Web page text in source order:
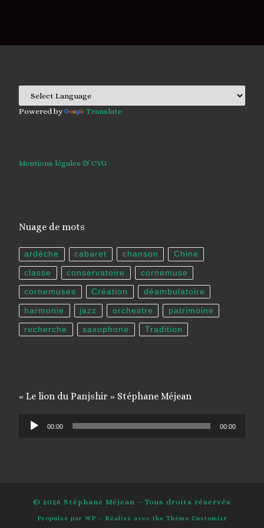
Powered by Translate
Mentions légales & CVG
Nuage de mots
ardèche cabaret chanson Chine
classe conservatoire cornemuse
cornemuses Création déambulatoire
harmonie jazz orchestre patrimoine
recherche saxophone Tradition
« Le lion du Panjshir » Stéphane Méjean
Lecteur
audio
00:00 00:00
© 2026 Stéphane Méjean – Tous droits réservés
Propulsé par WP – Réalisé avec the Thème Customizr